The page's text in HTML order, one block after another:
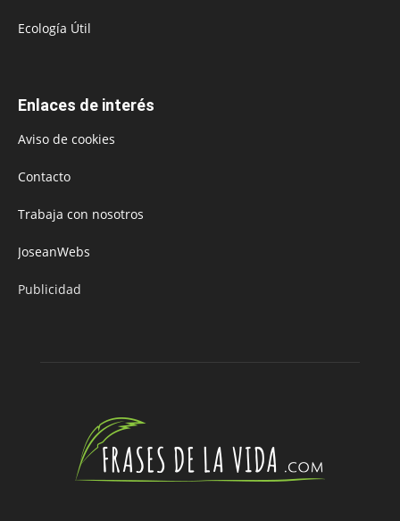
Ecología Útil
Enlaces de interés
Aviso de cookies
Contacto
Trabaja con nosotros
JoseanWebs
Publicidad